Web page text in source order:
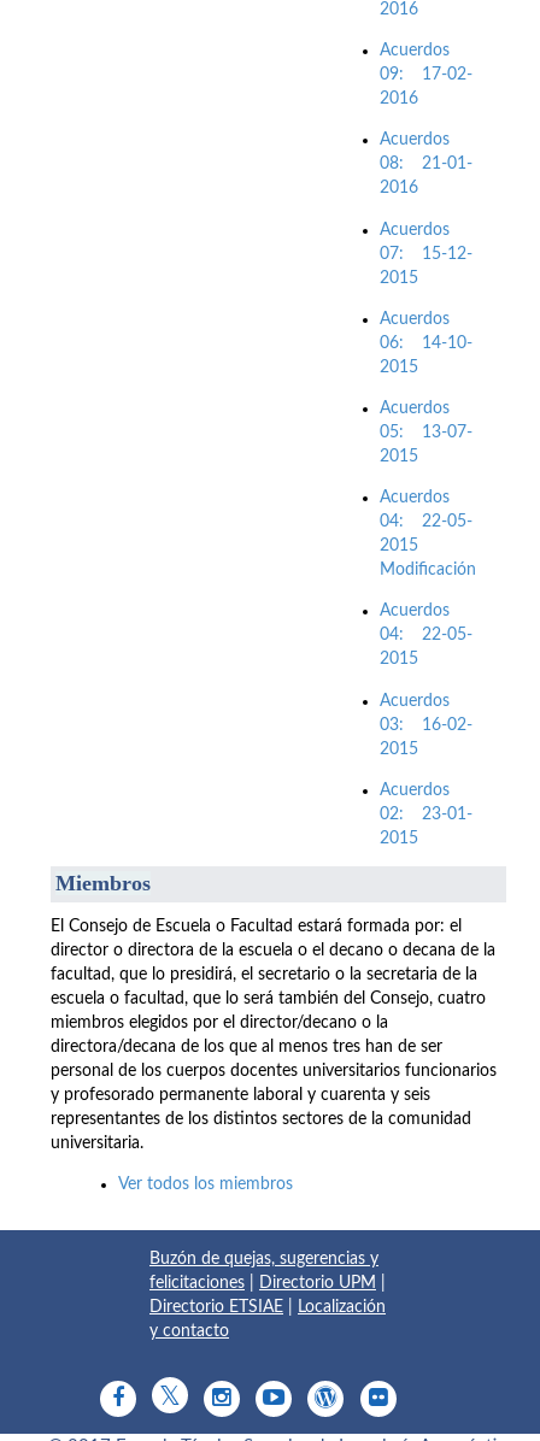
2016
Acuerdos
09: 17-02-
2016
Acuerdos
08: 21-01-
2016
Acuerdos
07: 15-12-
2015
Acuerdos
06: 14-10-
2015
Acuerdos
05: 13-07-
2015
Acuerdos
04: 22-05-
2015
Modificación
Acuerdos
04: 22-05-
2015
Acuerdos
03: 16-02-
2015
Acuerdos
02: 23-01-
2015
Miembros
El Consejo de Escuela o Facultad estará formada por: el
director o directora de la escuela o el decano o decana de la
facultad, que lo presidirá, el secretario o la secretaria de la
escuela o facultad, que lo será también del Consejo, cuatro
miembros elegidos por el director/decano o la
directora/decana de los que al menos tres han de ser
personal de los cuerpos docentes universitarios funcionarios
y profesorado permanente laboral y cuarenta y seis
representantes de los distintos sectores de la comunidad
universitaria.
Ver todos los miembros
Buzón de quejas, sugerencias y
felicitaciones
Directorio UPM
Directorio ETSIAE
Localización
y contacto